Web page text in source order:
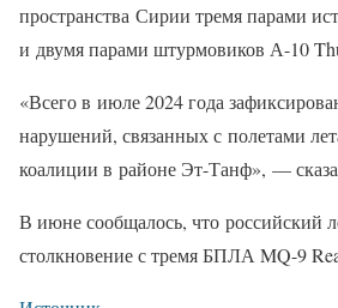
пространства Сирии тремя парами
и двумя парами штурмовиков А-10
«Всего в июле 2024 года
нарушений, связанных с полетами
коалиции в районе Эт-Танф», —
В июне сообщалось, что российский
столкновение с тремя БПЛА MQ-9